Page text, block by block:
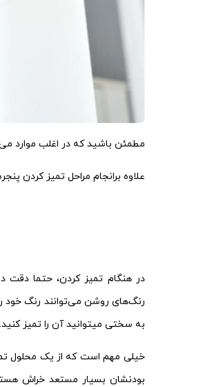
مطمئن باشید که در اغلب موارد می‌توانید از ۱۰۰ % کثیفی و
علاوه برانجام مراحل تمیز کردن
در هنگام تمیز کردن، حتما دقت
رنگ‌های روشن می‌توانند رنگ خود
به سختی میتوانید آن را تمیز کنید.
خیلی مهم است که از یک محلول
بودنشان بسیار مستعد خراش